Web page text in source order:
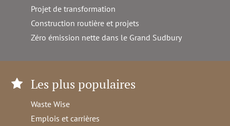
Projet de transformation
Construction routière et projets
Zéro émission nette dans le Grand Sudbury
Les plus populaires
Waste Wise
Emplois et carrières